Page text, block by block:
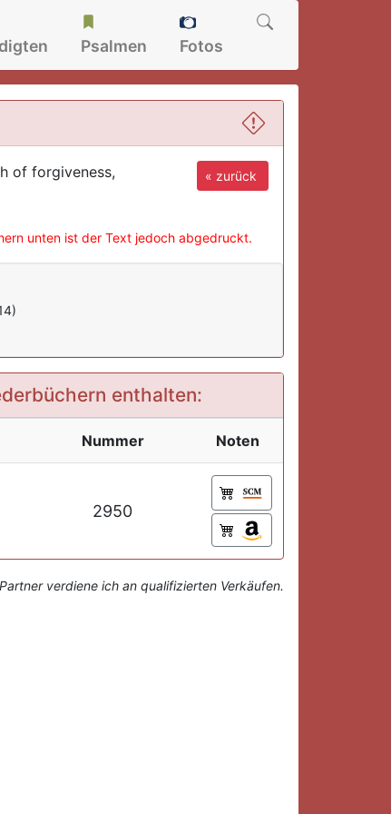
Psalmen Fotos
« zurück
of forgiveness,
unten ist der Text jedoch abgedruckt.
enthalten:
Nummer Noten
2950
verdiene ich an qualifizierten Verkäufen.